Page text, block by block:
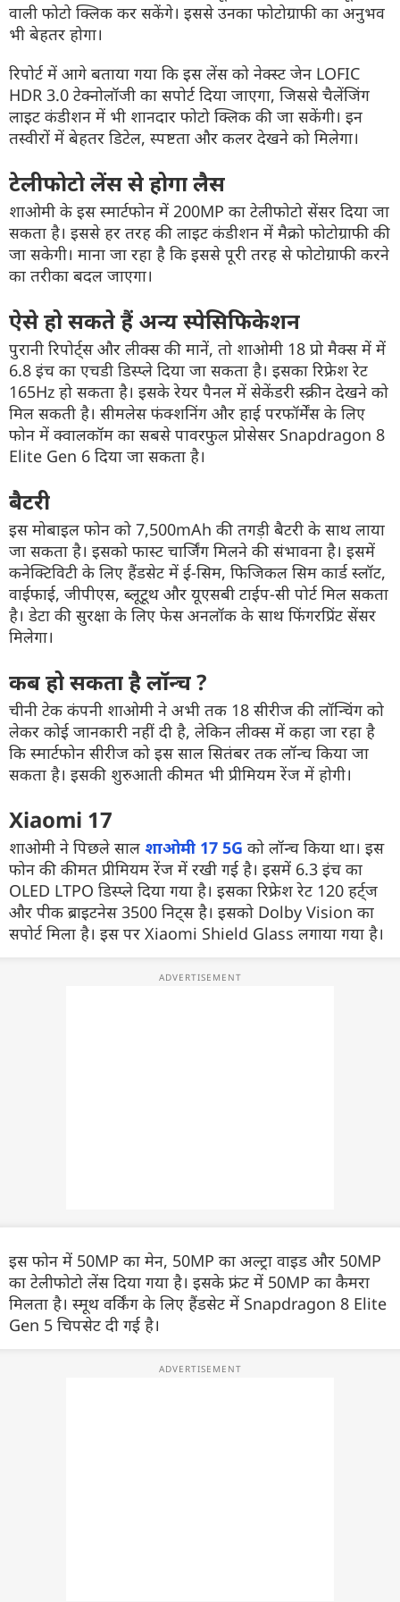
वाली फोटो क्लिक कर सकेंगे। इससे उनका फोटोग्राफी का अनुभव
भी बेहतर होगा।
रिपोर्ट में आगे बताया गया कि इस लेंस को नेक्स्ट जेन LOFIC
HDR 3.0 टेक्नोलॉजी का सपोर्ट दिया जाएगा, जिससे चैलेंजिंग
लाइट कंडीशन में भी शानदार फोटो क्लिक की जा सकेंगी। इन
तस्वीरों में बेहतर डिटेल, स्पष्टता और कलर देखने को मिलेगा।
टेलीफोटो लेंस से होगा लैस
शाओमी के इस स्मार्टफोन में 200MP का टेलीफोटो सेंसर दिया जा
सकता है। इससे हर तरह की लाइट कंडीशन में मैक्रो फोटोग्राफी की
जा सकेगी। माना जा रहा है कि इससे पूरी तरह से फोटोग्राफी करने
का तरीका बदल जाएगा।
ऐसे हो सकते हैं अन्य स्पेसिफिकेशन
पुरानी रिपोर्ट्स और लीक्स की मानें, तो शाओमी 18 प्रो मैक्स में में
6.8 इंच का एचडी डिस्प्ले दिया जा सकता है। इसका रिफ्रेश रेट
165Hz हो सकता है। इसके रेयर पैनल में सेकेंडरी स्क्रीन देखने को
मिल सकती है। सीमलेस फंक्शनिंग और हाई परफॉर्मेंस के लिए
फोन में क्वालकॉम का सबसे पावरफुल प्रोसेसर Snapdragon 8
Elite Gen 6 दिया जा सकता है।
बैटरी
इस मोबाइल फोन को 7,500mAh की तगड़ी बैटरी के साथ लाया
जा सकता है। इसको फास्ट चार्जिंग मिलने की संभावना है। इसमें
कनेक्टिविटी के लिए हैंडसेट में ई-सिम, फिजिकल सिम कार्ड स्लॉट,
वाईफाई, जीपीएस, ब्लूटूथ और यूएसबी टाईप-सी पोर्ट मिल सकता
है। डेटा की सुरक्षा के लिए फेस अनलॉक के साथ फिंगरप्रिंट सेंसर
मिलेगा।
कब हो सकता है लॉन्च ?
चीनी टेक कंपनी शाओमी ने अभी तक 18 सीरीज की लॉन्चिंग को
लेकर कोई जानकारी नहीं दी है, लेकिन लीक्स में कहा जा रहा है
कि स्मार्टफोन सीरीज को इस साल सितंबर तक लॉन्च किया जा
सकता है। इसकी शुरुआती कीमत भी प्रीमियम रेंज में होगी।
Xiaomi 17
शाओमी ने पिछले साल शाओमी 17 5G को लॉन्च किया था। इस
फोन की कीमत प्रीमियम रेंज में रखी गई है। इसमें 6.3 इंच का
OLED LTPO डिस्प्ले दिया गया है। इसका रिफ्रेश रेट 120 हर्ट्ज
और पीक ब्राइटनेस 3500 निट्स है। इसको Dolby Vision का
सपोर्ट मिला है। इस पर Xiaomi Shield Glass लगाया गया है।
इस फोन में 50MP का मेन, 50MP का अल्ट्रा वाइड और 50MP
का टेलीफोटो लेंस दिया गया है। इसके फ्रंट में 50MP का कैमरा
मिलता है। स्मूथ वर्किंग के लिए हैंडसेट में Snapdragon 8 Elite
Gen 5 चिपसेट दी गई है।